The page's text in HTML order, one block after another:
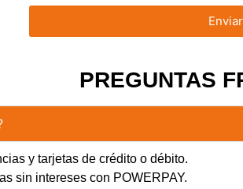
Enviar
PREGUNTAS
y tarjetas de crédito o débito.
sin intereses con POWERPAY.